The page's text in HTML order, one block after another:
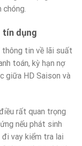
chóng.
tín dụng
tin về lãi suất
toán, kỳ hạn nợ
giữa HD Saison và
rất quan trọng
nếu phát sinh
vay kiểm tra lai